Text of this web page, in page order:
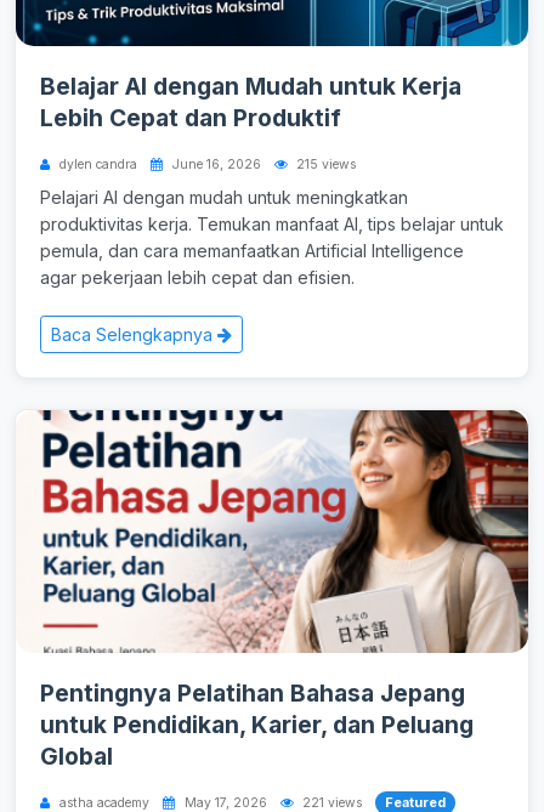
Belajar AI dengan Mudah untuk Kerja
Lebih Cepat dan Produktif
dylen candra June 16, 2026 215 views
Pelajari AI dengan mudah untuk meningkatkan
produktivitas kerja. Temukan manfaat AI, tips belajar untuk
pemula, dan cara memanfaatkan Artificial Intelligence
agar pekerjaan lebih cepat dan efisien.
Baca Selengkapnya
Pentingnya Pelatihan Bahasa Jepang
untuk Pendidikan, Karier, dan Peluang
Global
astha academy May 17, 2026 221 views Featured